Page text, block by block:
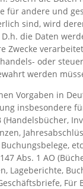
für andere und
sind, wird
die Daten
Zwecke
oder
werden
Vorgaben in
insbesondere
(Handelsbücher,
Abs. 1 AO
Lageberichte,
Für